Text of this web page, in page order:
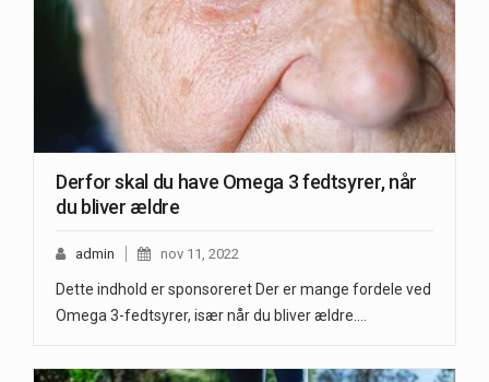
Derfor skal du have Omega 3 fedtsyrer, når
du bliver ældre
admin nov 11, 2022
Dette indhold er sponsoreret Der er mange fordele ved
Omega 3-fedtsyrer, især når du bliver ældre.…